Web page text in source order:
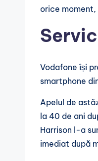
orice moment,
Vodafone își
smartphone
Apelul de
la 40 de ani
Harrison l-a
imediat după